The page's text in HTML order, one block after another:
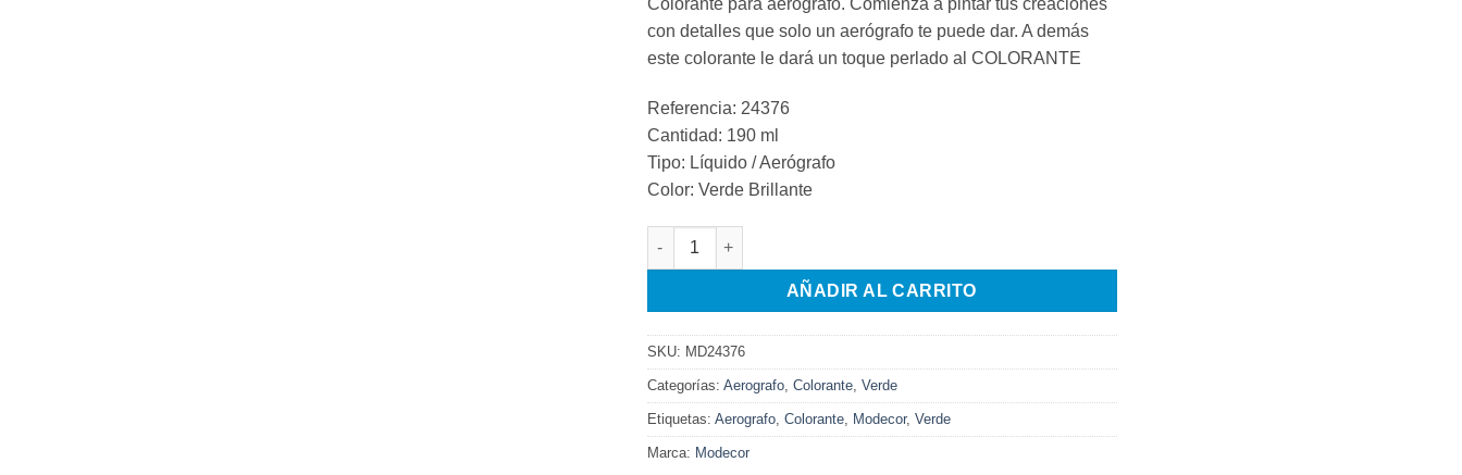
Colorante para aerógrafo. Comienza a pintar tus creaciones
con detalles que solo un aerógrafo te puede dar. A demás
este colorante le dará un toque perlado al COLORANTE
Referencia: 24376
Cantidad: 190 ml
Tipo: Líquido / Aerógrafo
Color: Verde Brillante
COLORANTE PERLADO VERDE BRILLANTE PARA AEROGRAFO 190ml Modecor cantidad
AÑADIR AL CARRITO
SKU: MD24376
Categorías: Aerografo, Colorante, Verde
Etiquetas: Aerografo, Colorante, Modecor, Verde
Marca: Modecor